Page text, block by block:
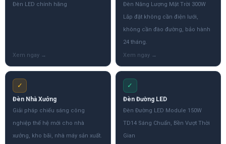
Đèn LED chính hãng
Đèn Năng Lượng Mặt Trời 300W
Lắp đặt không cần điện lưới,
không cần đào đường, bảo hành
24 tháng.
✓
Đèn Nhà Xưởng
Giải pháp chiếu sáng công
nghiệp thế hệ mới cho nhà
xưởng, kho bãi, nhà máy sản xuất.
✓
Đèn Đường LED
Đèn Đường LED Module 150W
TD14 Sáng Chuẩn, Bền Vượt Thời
Gian